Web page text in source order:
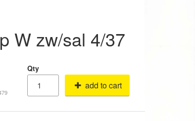
W zw/sal 4/37
Qty
add to cart